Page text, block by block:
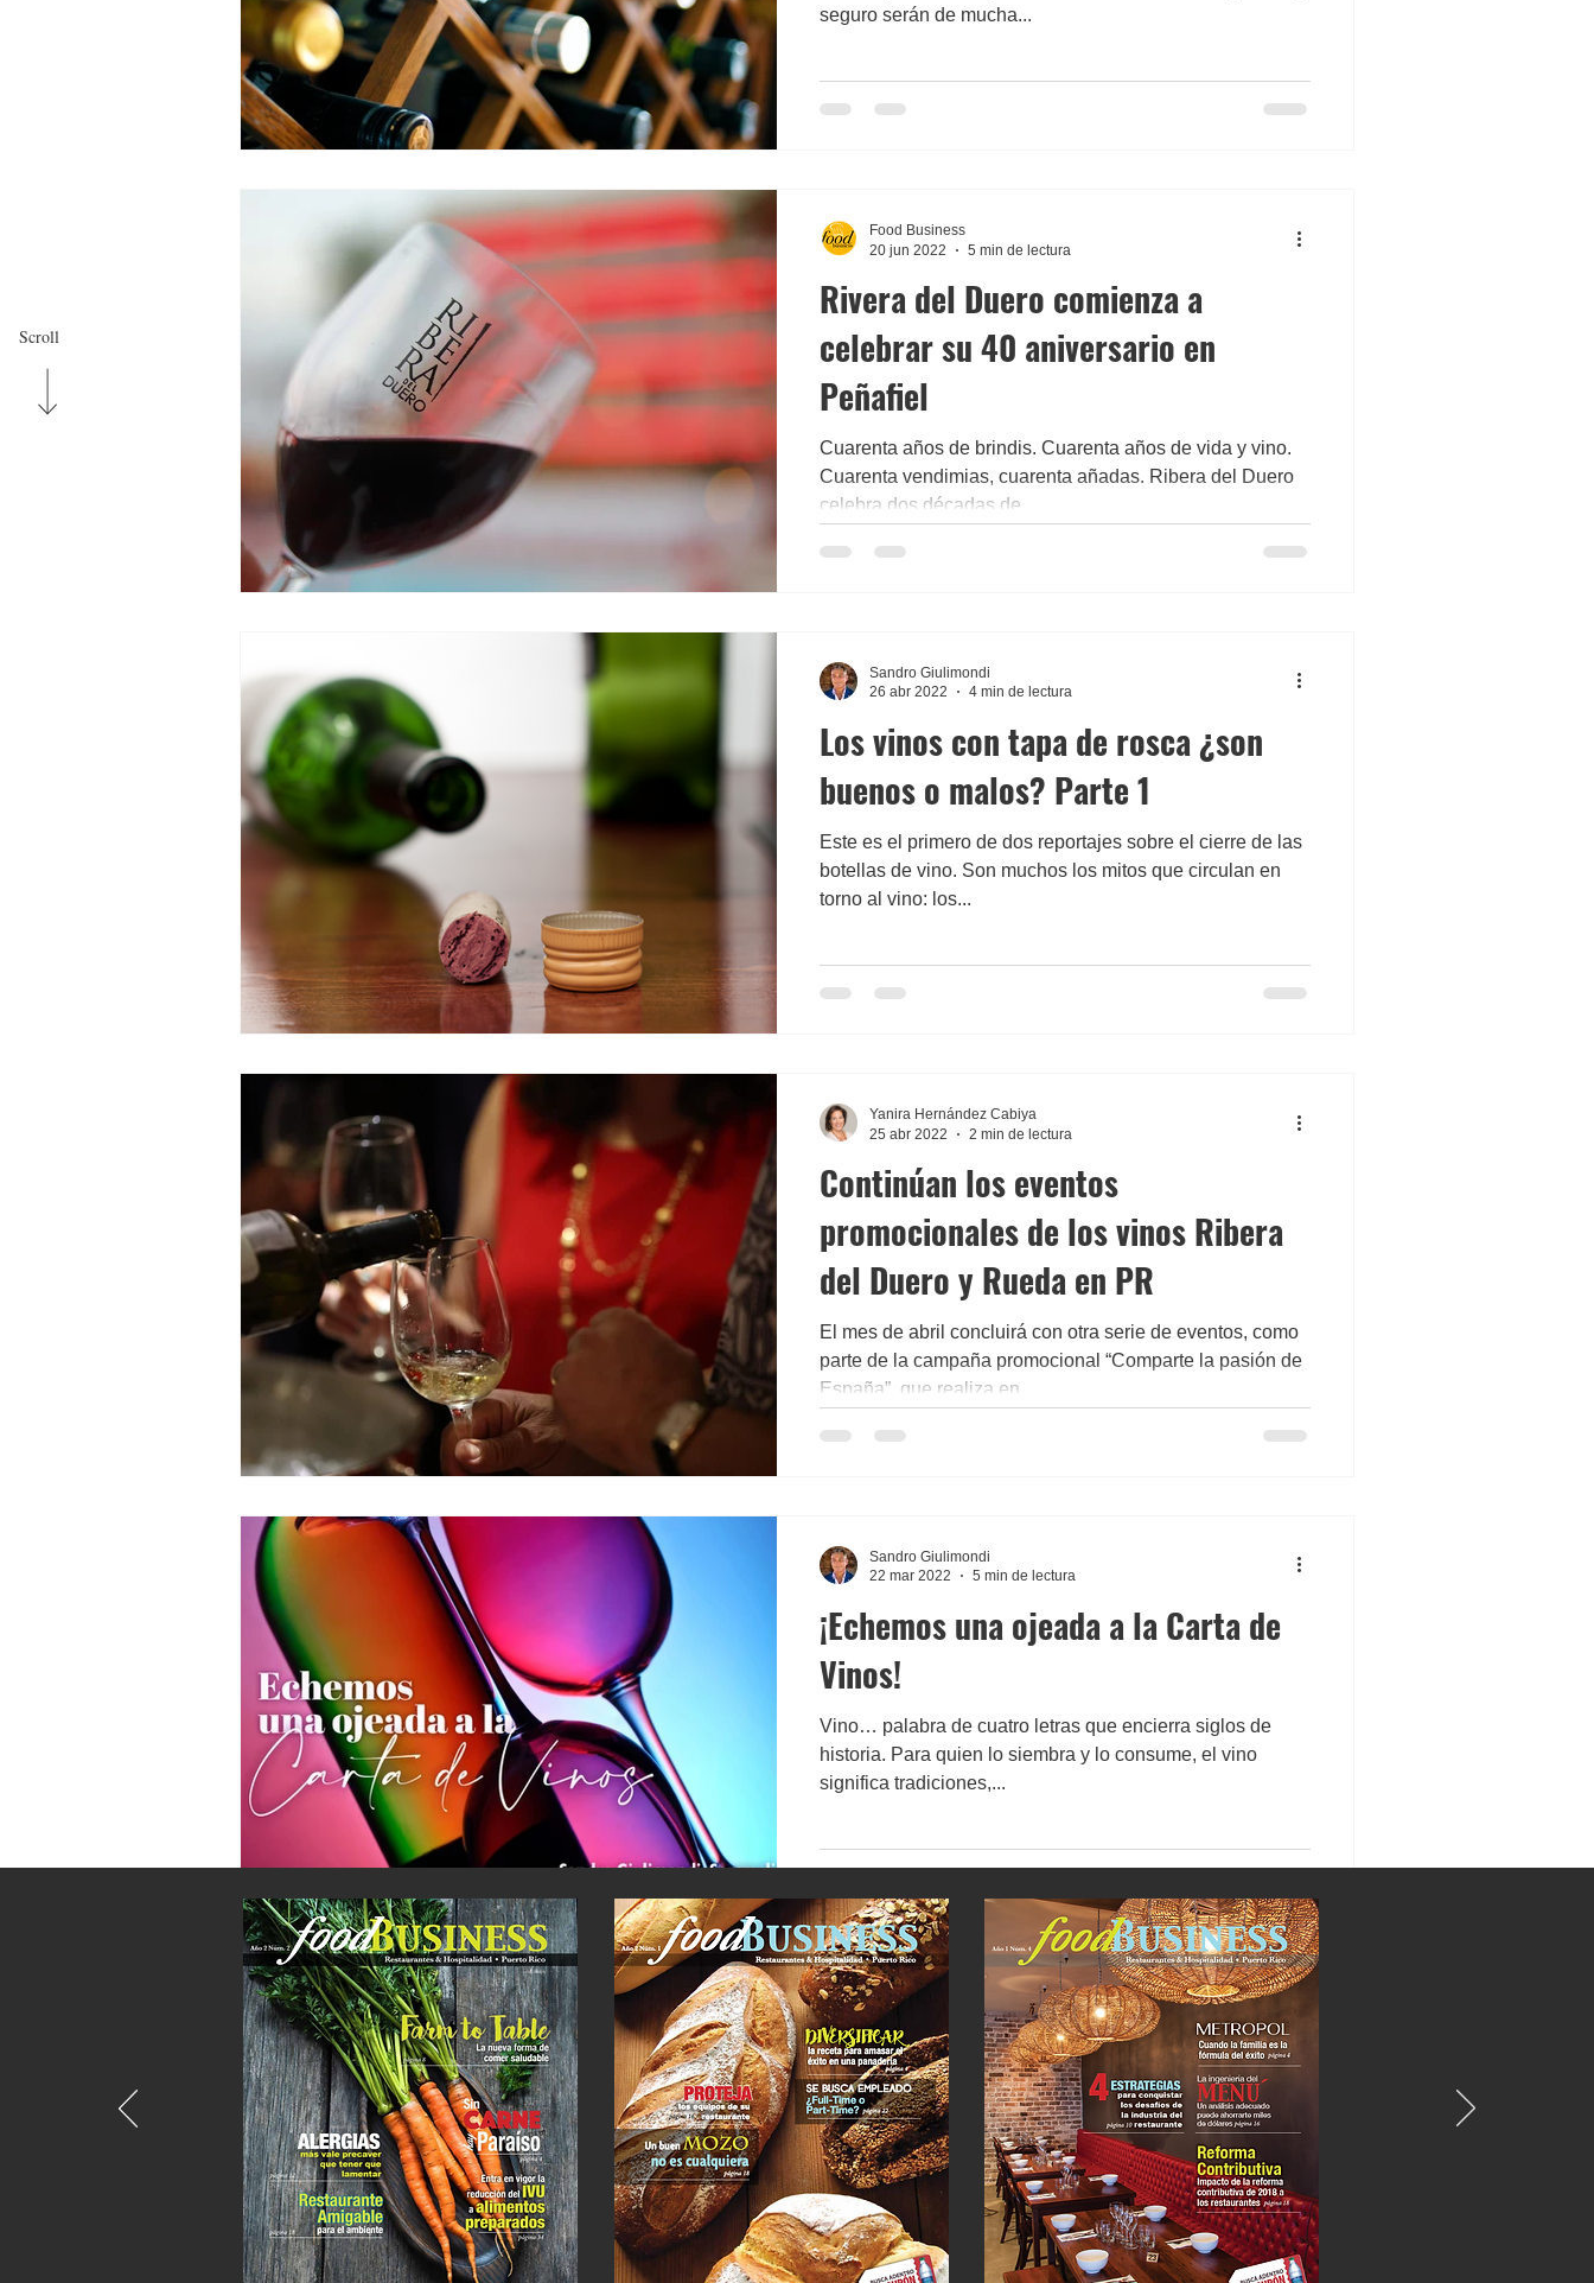
Scroll
seguro serán de mucha...
Rivera del Duero comienza a
celebrar su 40 aniversario en
Peñafiel
Cuarenta años de brindis. Cuarenta años de vida y vino.
Cuarenta vendimias, cuarenta añadas. Ribera del Duero
celebra dos décadas de...
Food Business
20 jun 2022
5 min de lectura
Los vinos con tapa de rosca ¿son
buenos o malos? Parte 1
Este es el primero de dos reportajes sobre el cierre de las
botellas de vino. Son muchos los mitos que circulan en
torno al vino: los...
Sandro Giulimondi
26 abr 2022
4 min de lectura
Continúan los eventos
promocionales de los vinos Ribera
del Duero y Rueda en PR
El mes de abril concluirá con otra serie de eventos, como
parte de la campaña promocional “Comparte la pasión de
España”, que realiza en...
Yanira Hernández Cabiya
25 abr 2022
2 min de lectura
¡Echemos una ojeada a la Carta de
Vinos!
Vino… palabra de cuatro letras que encierra siglos de
historia. Para quien lo siembra y lo consume, el vino
significa tradiciones,...
Sandro Giulimondi
22 mar 2022
5 min de lectura